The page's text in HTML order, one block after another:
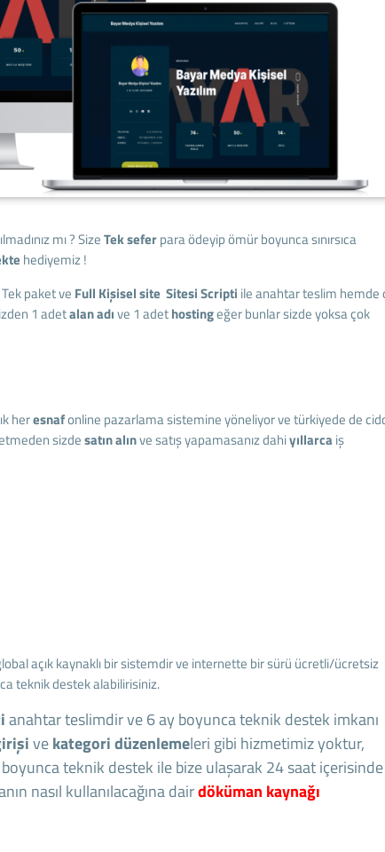
mı ? SizeTek seferpara ödeyip ömür boyunca sınırsıca
hediyemiz !
paket ve Full Kişisel site Sitesi Scripti ile anahtar teslim hemde
1 adetalan adıve 1 adethostingeğer bunlar sizde yoksa çok
heresnafonline pazarlama sistemine yöneliyor ve türkiyede de
sizdesatın alınve satış yapamasanız dahiyıllarca iş
açık kaynaklı bir sistemdir ve internette bir sürü ücretli/ücretsiz
teknik destek alabilirisiniz.
anahtar teslimdir ve 6 ay boyunca teknik destek imkanı
vekategori düzenlemeleri gibi hizmetimiz yoktur,
teknik destek ile bize ulaşarak 24 saat içerisinde
nasıl kullanılacağına dairdöküman kaynağı